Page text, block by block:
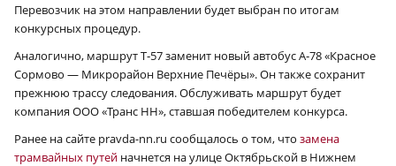
Перевозчик на этом направлении будет выбран по итогам
конкурсных процедур.
Аналогично, маршрут Т‑57 заменит новый автобус А‑78 «Красное
Сормово — Микрорайон Верхние Печёры». Он также сохранит
прежнюю трассу следования. Обслуживать маршрут будет
компания ООО «Транс НН», ставшая победителем конкурса.
Ранее на сайте pravda-nn.ru сообщалось о том, что замена
трамвайных путей начнется на улице Октябрьской в Нижнем